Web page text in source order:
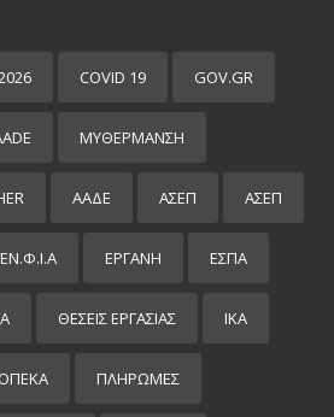
COVID 19 GOV.GR
MYΘΈΡΜΑΝΣΗ
ΑΑΔΕ ΑΣΕΠ ΑΣΕΠ
ΕΝ.Φ.Ι.Α ΕΡΓΑΝΗ ΕΣΠΑ
ΘΕΣΕΙΣ ΕΡΓΑΣΙΑΣ ΙΚΑ
ΟΠΕΚΑ ΠΛΗΡΩΜΕΣ